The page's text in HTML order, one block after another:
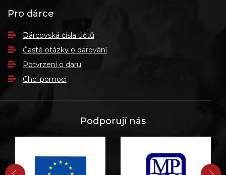
Pro dárce
Dárcovská čísla účtů
Časté otázky o darování
Potvrzení o daru
Chci pomoci
Podporují nás
PŘEDCHOZÍ